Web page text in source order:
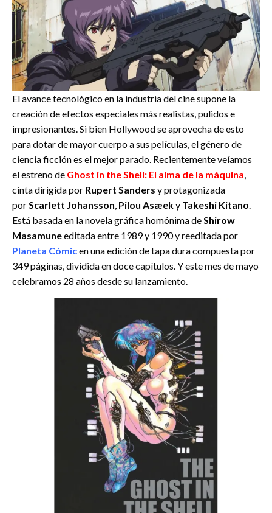
El avance tecnológico en la industria del cine supone la
creación de efectos especiales más realistas, pulidos e
impresionantes. Si bien Hollywood se aprovecha de esto
para dotar de mayor cuerpo a sus películas, el género de
ciencia ficción es el mejor parado. Recientemente veíamos
el estreno de Ghost in the Shell: El alma de la máquina,
cinta dirigida por Rupert Sanders y protagonizada
porScarlett Johansson, Pilou Asæeky Takeshi Kitano.
Está basada en la novela gráfica homónima deShirow
Masamuneeditada entre 1989 y 1990 y reeditada por
Planeta Cómicen una edición de tapa dura compuesta por
349 páginas, dividida en doce capítulos. Y este mes de mayo
celebramos 28 años desde su lanzamiento.